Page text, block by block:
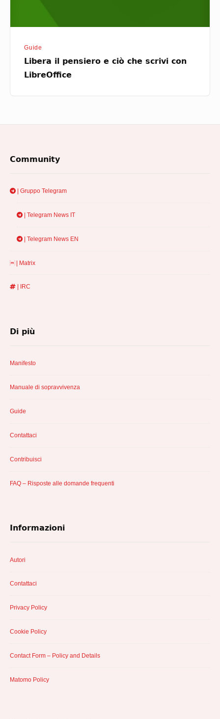
Guide
Libera il pensiero e ciò che scrivi con
LibreOffice
Community
| Gruppo Telegram
| Telegram News IT
| Telegram News EN
| Matrix
| IRC
Di più
Manifesto
Manuale di sopravvivenza
Guide
Contattaci
Contribuisci
FAQ – Risposte alle domande frequenti
Informazioni
Autori
Contattaci
Privacy Policy
Cookie Policy
Contact Form – Policy and Details
Matomo Policy